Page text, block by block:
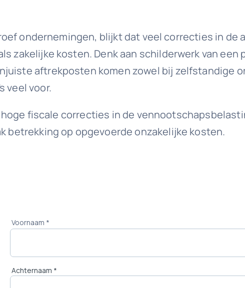
ondernemingen, blijkt dat veel correcties in de
zakelijke kosten. Denk aan schilderwerk van een
aftrekposten komen zowel bij zelfstandige
veel voor.
fiscale correcties in de
betrekking op opgevoerde onzakelijke kosten.